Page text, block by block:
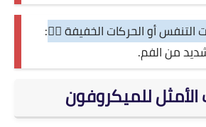
أو الحركات الخفيفة 😮‍💨:
من الفم.
الأمثل للميكروفون